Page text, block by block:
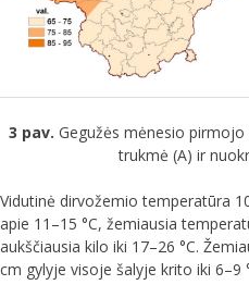
3 pav. Gegužės mėnesio
trukmė (A) ir
Vidutinė dirvožemio temperatūra
apie 11–15 °C, žemiausia
aukščiausia kilo iki 17–26 °C.
cm gylyje visoje šalyje krito iki 6–9